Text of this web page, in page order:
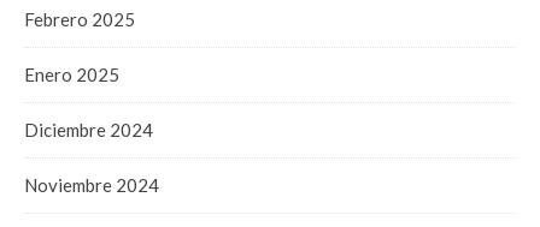
Febrero 2025
Enero 2025
Diciembre 2024
Noviembre 2024